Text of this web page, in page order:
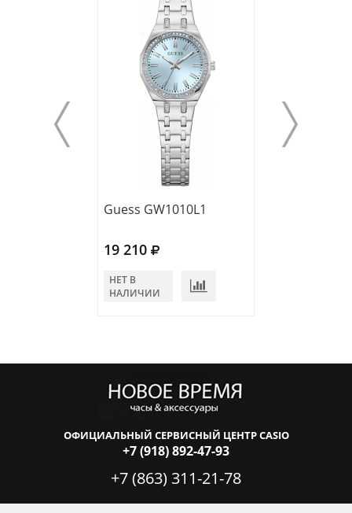
Guess GW1010L1
19 210
НЕТ В
НАЛИЧИИ
ОФИЦИАЛЬНЫЙ СЕРВИСНЫЙ ЦЕНТР CASIO
+7 (918) 892-47-93
+7 (863) 311-21-78